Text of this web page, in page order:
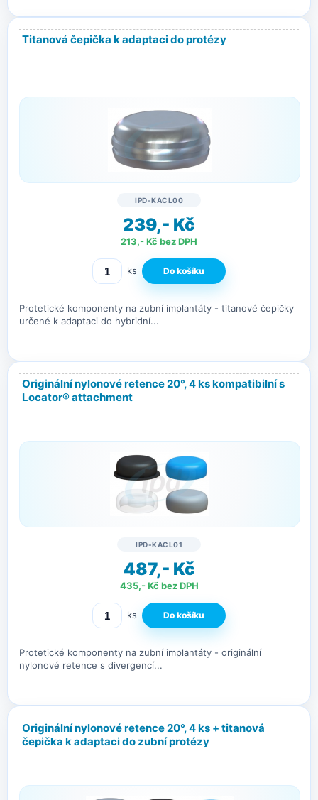
Titanová čepička k adaptaci do protézy
IPD-KACL00
239,- Kč
213,- Kč bez DPH
ks
Protetické komponenty na zubní implantáty - titanové čepičky
určené k adaptaci do hybridní...
Originální nylonové retence 20°, 4 ks kompatibilní s
Locator® attachment
IPD-KACL01
487,- Kč
435,- Kč bez DPH
ks
Protetické komponenty na zubní implantáty - originální
nylonové retence s divergencí...
Originální nylonové retence 20°, 4 ks + titanová
čepička k adaptaci do zubní protézy